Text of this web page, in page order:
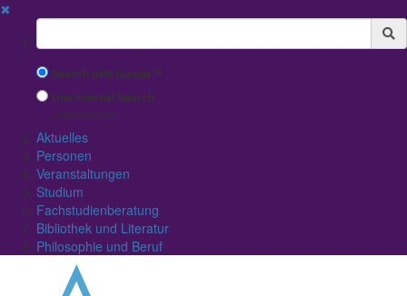
✖
Suchbegriff
Search with Google™
Use Internal Search
(limited result quality)
Aktuelles
Personen
Veranstaltungen
Studium
Fachstudienberatung
Bibliothek und Literatur
Philosophie und Beruf